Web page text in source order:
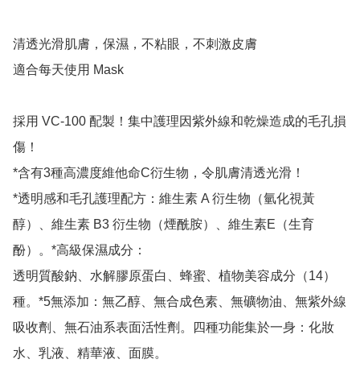
清透光滑肌膚，保濕，不粘眼，不刺激皮膚
適合每天使用 Mask
採用 VC-100 配製！集中護理因紫外線和乾燥造成的毛孔損
傷！
*含有3種高濃度維他命C衍生物，令肌膚清透光滑！
*透明感和毛孔護理配方：維生素 A 衍生物（氫化視黃
醇）、維生素 B3 衍生物（煙酰胺）、維生素E（生育
酚）。*高級保濕成分：
透明質酸鈉、水解膠原蛋白、蜂蜜、植物美容成分（14）
種。*5無添加：無乙醇、無合成色素、無礦物油、無紫外線
吸收劑、無石油系表面活性劑。四種功能集於一身：化妝
水、乳液、精華液、面膜。